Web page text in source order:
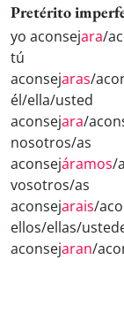
Pretérito
yo aconsejara/
tú
aconsejaras/
él/ella/usted
aconsejara/
nosotros/as
aconsejáramos/
vosotros/as
aconsejarais/
ellos/ellas/
aconsejaran/